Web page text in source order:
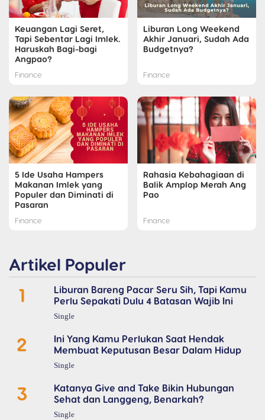
Keuangan Lagi Seret,
Tapi Sebentar Lagi Imlek.
Haruskah Bagi-bagi
Angpao?
Finance
Liburan Long Weekend
Akhir Januari, Sudah Ada
Budgetnya?
Finance
5 Ide Usaha Hampers
Makanan Imlek yang
Populer dan Diminati di
Pasaran
Finance
Rahasia Kebahagiaan di
Balik Amplop Merah Ang
Pao
Finance
Artikel Populer
1
Liburan Bareng Pacar Seru Sih, Tapi Kamu
Perlu Sepakati Dulu 4 Batasan Wajib Ini
Single
2
Ini Yang Kamu Perlukan Saat Hendak
Membuat Keputusan Besar Dalam Hidup
Single
3
Katanya Give and Take Bikin Hubungan
Sehat dan Langgeng, Benarkah?
Single